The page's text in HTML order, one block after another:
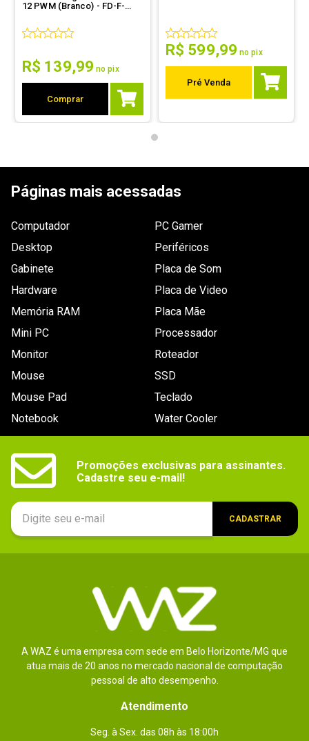
informações
Pressão Estática: 0,2 ~ 3mm H2O.
12 PWM (Branco) - FD-F-
R$ 139,99 no pix
Comprar
R$ 599,99 no pix
Pré Venda
Páginas mais acessadas
Computador
Desktop
Gabinete
Hardware
Memória RAM
Mini PC
Monitor
Mouse
Mouse Pad
Notebook
PC Gamer
Periféricos
Placa de Som
Placa de Video
Placa Mãe
Processador
Roteador
SSD
Teclado
Water Cooler
Promoções exclusivas para assinantes.
Cadastre seu e-mail!
CADASTRAR
A WAZ é uma empresa com sede em Belo Horizonte/MG que
atua mais de 20 anos no mercado nacional de computação
pessoal de alto desempenho.
Atendimento
Seg. à Sex. das 08h às 18:00h